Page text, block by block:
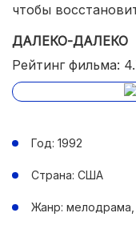
чтобы
ДАЛЕКО-ДАЛЕКО
Рейтинг фильма:
Год: 1992
Страна: США
Жанр: мелодрама,